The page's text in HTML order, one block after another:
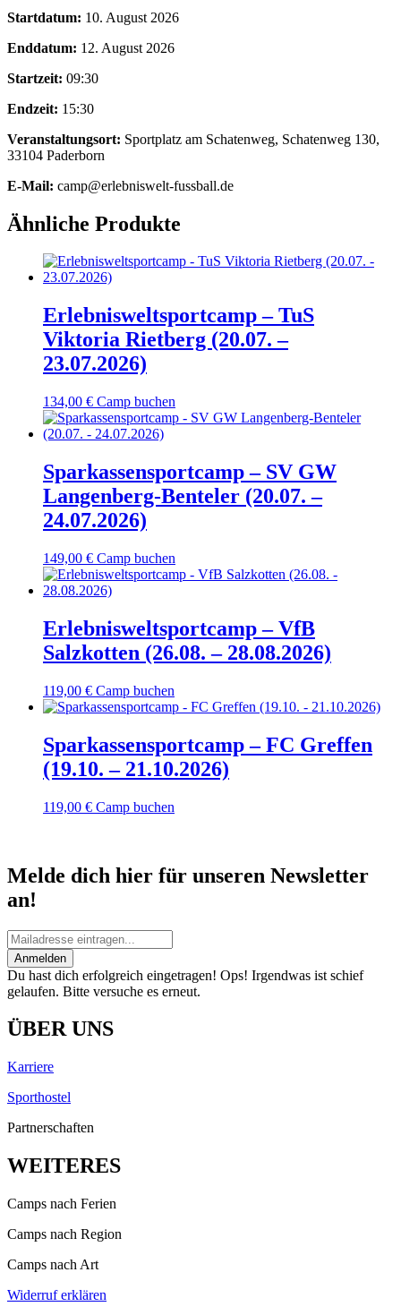
Startdatum: 10. August 2026
Enddatum: 12. August 2026
Startzeit: 09:30
Endzeit: 15:30
Veranstaltungsort: Sportplatz am Schatenweg, Schatenweg 130,
33104 Paderborn
E-Mail: camp@erlebniswelt-fussball.de
Ähnliche Produkte
Erlebnisweltsportcamp – TuS
Viktoria Rietberg (20.07. –
23.07.2026)
134,00 € Camp buchen
Sparkassensportcamp – SV GW
Langenberg-Benteler (20.07. –
24.07.2026)
149,00 € Camp buchen
Erlebnisweltsportcamp – VfB
Salzkotten (26.08. – 28.08.2026)
119,00 € Camp buchen
Sparkassensportcamp – FC Greffen
(19.10. – 21.10.2026)
119,00 € Camp buchen
Melde dich hier für unseren Newsletter
an!
Anmelden
Du hast dich erfolgreich eingetragen! Ops! Irgendwas ist schief
gelaufen. Bitte versuche es erneut.
ÜBER UNS
Karriere
Sporthostel
Partnerschaften
WEITERES
Camps nach Ferien
Camps nach Region
Camps nach Art
Widerruf erklären